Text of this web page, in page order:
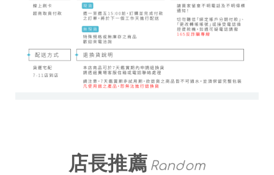
店長推薦 Random